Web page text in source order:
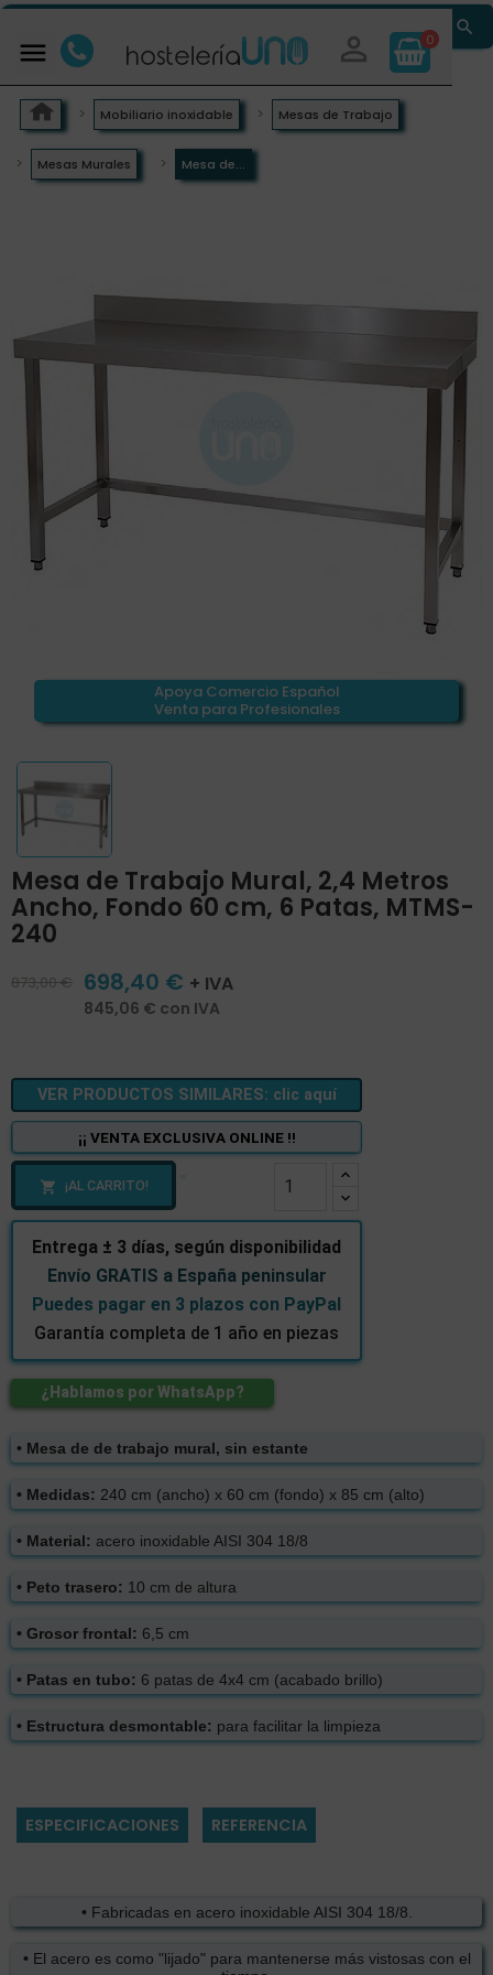
  0

Mobiliario inoxidable Mesas de Trabajo
Mesas Murales Mesa de...
Apoya Comercio Español
Venta para Profesionales
Mesa de Trabajo Mural, 2,4 Metros
Ancho, Fondo 60 cm, 6 Patas, MTMS-
240
873,00 € 698,40 € + IVA
845,06 € con IVA
VER PRODUCTOS SIMILARES: clic aquí
¡¡ VENTA EXCLUSIVA ONLINE !!
 ¡AL CARRITO!
Entrega ± 3 días, según disponibilidad
Envío GRATIS a España peninsular
Puedes pagar en 3 plazos con PayPal
Garantía completa de 1 año en piezas
¿Hablamos por WhatsApp?
• Mesa de de trabajo mural, sin estante
• Medidas: 240 cm (ancho) x 60 cm (fondo) x 85 cm (alto)
• Material: acero inoxidable AISI 304 18/8
• Peto trasero: 10 cm de altura
• Grosor frontal: 6,5 cm
• Patas en tubo: 6 patas de 4x4 cm (acabado brillo)
• Estructura desmontable: para facilitar la limpieza
ESPECIFICACIONES REFERENCIA
• Fabricadas en acero inoxidable AISI 304 18/8.
• El acero es como "lijado" para mantenerse más vistosas con el